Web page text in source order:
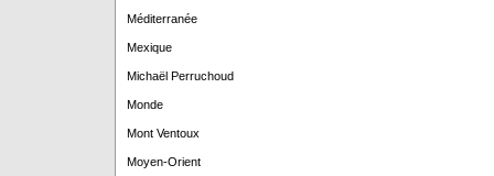
Méditerranée
Mexique
Michaël Perruchoud
Monde
Mont Ventoux
Moyen-Orient